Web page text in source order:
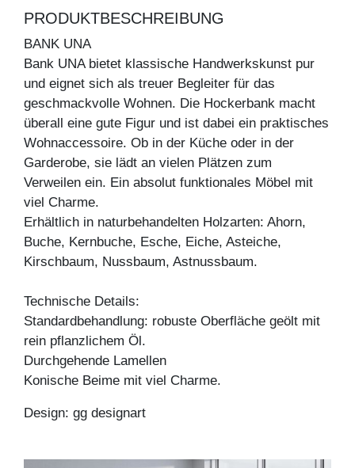
PRODUKTBESCHREIBUNG
BANK UNA
Bank UNA bietet klassische Handwerkskunst pur
und eignet sich als treuer Begleiter für das
geschmackvolle Wohnen. Die Hockerbank macht
überall eine gute Figur und ist dabei ein praktisches
Wohnaccessoire. Ob in der Küche oder in der
Garderobe, sie lädt an vielen Plätzen zum
Verweilen ein. Ein absolut funktionales Möbel mit
viel Charme.
Erhältlich in naturbehandelten Holzarten: Ahorn,
Buche, Kernbuche, Esche, Eiche, Asteiche,
Kirschbaum, Nussbaum, Astnussbaum.
Technische Details:
Standardbehandlung: robuste Oberfläche geölt mit
rein pflanzlichem Öl.
Durchgehende Lamellen
Konische Beime mit viel Charme.
Design: gg designart